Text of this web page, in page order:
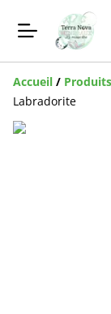
Accueil / Produits
Labradorite